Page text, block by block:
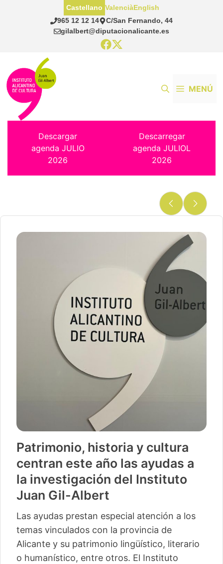
965 12 12 14
C/San Fernando, 44
gilalbert@diputacionalicante.es
Castellano ValenciàEnglish
MENÚ
Descargar
agenda JULIO
2026
Descarregar
agenda JULIOL
2026
Patrimonio, historia y cultura
centran este año las ayudas a
la investigación del Instituto
Juan Gil-Albert
Las ayudas prestan especial atención a los
temas vinculados con la provincia de
Alicante y su patrimonio lingüístico, literario
o humanístico, entre otros. El Instituto